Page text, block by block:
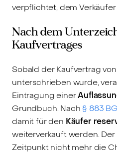
verpflichtet, dem
Nach dem
Kaufvertrages
Sobald der Kaufvertrag
unterschrieben wurde,
Eintragung einer
Grundbuch. Nach § 883
damit für den Käufer
weiterverkauft werden.
Zeitpunkt nicht mehr die